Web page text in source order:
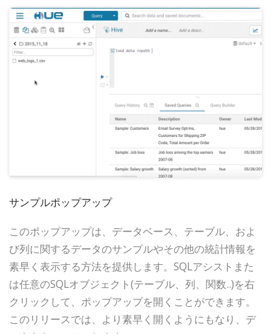
サンプルポップアップ
このポップアップは、データベース、テーブル、およ
び列に関するデータのサンプルやその他の統計情報を
素早く表示する方法を提供します。SQLアシストまた
は任意のSQLオブジェクト(テーブル、列、関数..)を右
クリックして、ポップアップを開くことができます。
このリリースでは、より素早く開くようにもなり、デ